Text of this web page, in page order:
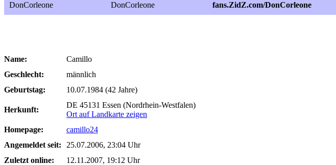
DonCorleone
DonCorleone fans.ZidZ.com/DonCorleone
Name:
Camillo
Geschlecht:
männlich
Geburtstag:
10.07.1984 (42 Jahre)
Herkunft:
DE 45131 Essen (Nordrhein-Westfalen)
Ort auf Landkarte zeigen
Homepage:
camillo24
Angemeldet seit:
25.07.2006, 23:04 Uhr
Zuletzt online:
12.11.2007, 19:12 Uhr